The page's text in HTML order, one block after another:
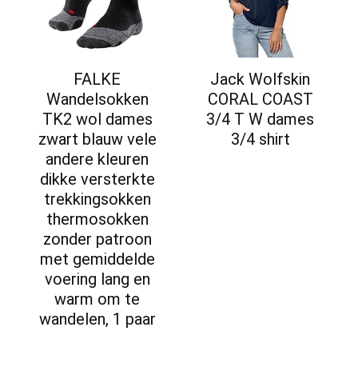
FALKE
Wandelsokken
TK2 wol dames
zwart blauw vele
andere kleuren
dikke versterkte
trekkingsokken
thermosokken
zonder patroon
met gemiddelde
voering lang en
warm om te
wandelen, 1 paar
Jack Wolfskin
CORAL COAST
3/4 T W dames
3/4 shirt